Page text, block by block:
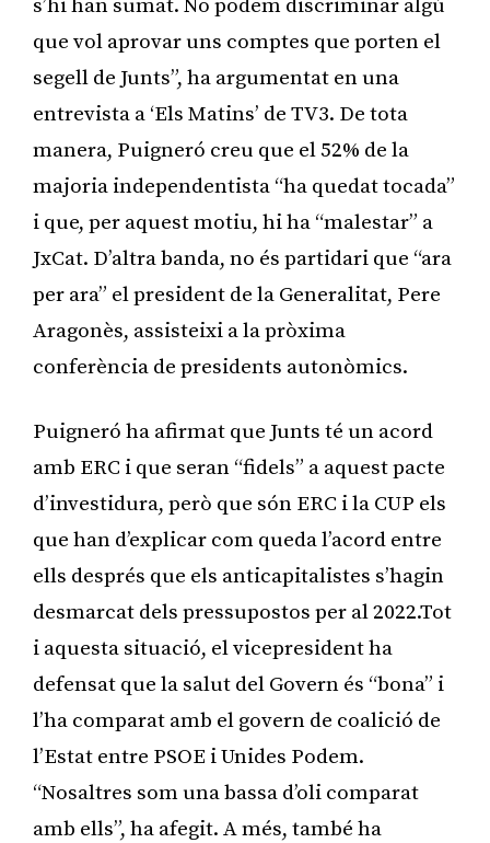
s’hi han sumat. No podem discriminar algú
que vol aprovar uns comptes que porten el
segell de Junts”, ha argumentat en una
entrevista a ‘Els Matins’ de TV3. De tota
manera, Puigneró creu que el 52% de la
majoria independentista “ha quedat tocada”
i que, per aquest motiu, hi ha “malestar” a
JxCat. D’altra banda, no és partidari que “ara
per ara” el president de la Generalitat, Pere
Aragonès, assisteixi a la pròxima
conferència de presidents autonòmics.
Puigneró ha afirmat que Junts té un acord
amb ERC i que seran “fidels” a aquest pacte
d’investidura, però que són ERC i la CUP els
que han d’explicar com queda l’acord entre
ells després que els anticapitalistes s’hagin
desmarcat dels pressupostos per al 2022.Tot
i aquesta situació, el vicepresident ha
defensat que la salut del Govern és “bona” i
l’ha comparat amb el govern de coalició de
l’Estat entre PSOE i Unides Podem.
“Nosaltres som una bassa d’oli comparat
amb ells”, ha afegit. A més, també ha